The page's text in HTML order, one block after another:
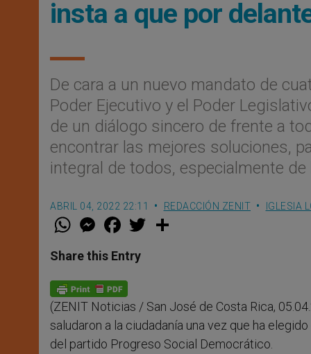
insta a que por
De cara a un nuevo mandato de
Poder Ejecutivo y el Poder
de un diálogo sincero de frente a
encontrar las mejores soluciones,
integral de todos, especialmente
ABRIL 04, 2022 22:11 REDACCIÓN ZENIT IGLESIA
W
t
s
p
p
M
e
s
e
g
e
r
F
a
e
b
o
k
w
Share this Entry
(ZENIT Noticias / San José de Costa Rica,
saludaron a la ciudadanía una vez que ha
del partido Progreso Social Democrático.